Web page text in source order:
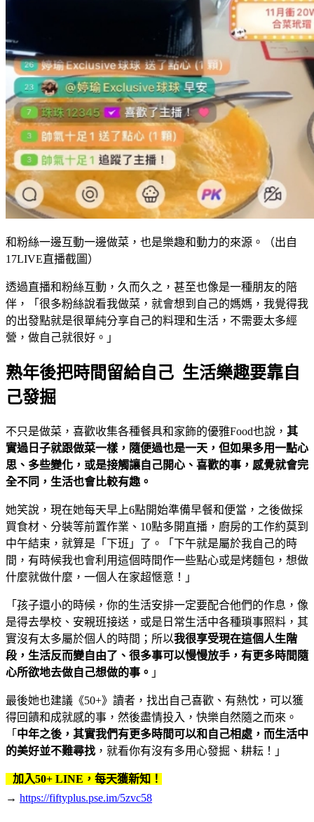
和粉絲一邊互動一邊做菜，也是樂趣和動力的來源。（出自
17LIVE直播截圖）
透過直播和粉絲互動，久而久之，甚至也像是一種朋友的陪
伴，「很多粉絲說看我做菜，就會想到自己的媽媽，我覺得我
的出發點就是很單純分享自己的料理和生活，不需要太多經
營，做自己就很好。」
熟年後把時間留給自己 生活樂趣要靠自
己發掘
不只是做菜，喜歡收集各種餐具和家飾的優雅Food也說， 其
實過日子就跟做菜一樣，隨便過也是一天，但如果多用一點心
思、多些變化，或是接觸讓自己開心、喜歡的事，感覺就會完
全不同，生活也會比較有趣。
她笑說，現在她每天早上6點開始準備早餐和便當，之後做採
買食材、分裝等前置作業、10點多開直播，廚房的工作約莫到
中午結束，就算是「下班」了。「下午就是屬於我自己的時
間，有時候我也會利用這個時間作一些點心或是烤麵包，想做
什麼就做什麼，一個人在家超愜意！」
「孩子還小的時候，你的生活安排一定要配合他們的作息，像
是得去學校、安親班接送，或是日常生活中各種瑣事照料，其
實沒有太多屬於個人的時間；所以我很享受現在這個人生階
段，生活反而變自由了、很多事可以慢慢放手，有更多時間隨
心所欲地去做自己想做的事。 」
最後她也建議《50+》讀者，找出自己喜歡、有熱忱，可以獲
得回饋和成就感的事，然後盡情投入，快樂自然隨之而來。
「 中年之後，其實我們有更多時間可以和自己相處，而生活中
的美好並不難尋找，就看你有沒有多用心發掘、耕耘！」
加入50+ LINE，每天獲新知！
→ https://fiftyplus.pse.im/5zvc58